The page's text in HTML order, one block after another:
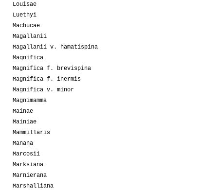
Louisae
Luethyi
Machucae
Magallanii
Magallanii v. hamatispina
Magnifica
Magnifica f. brevispina
Magnifica f. inermis
Magnifica v. minor
Magnimamma
Mainae
Mainiae
Mammillaris
Manana
Marcosii
Marksiana
Marnierana
Marshalliana